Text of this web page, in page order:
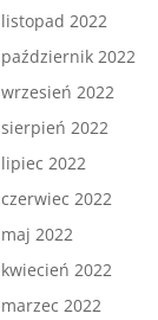
listopad 2022
październik 2022
wrzesień 2022
sierpień 2022
lipiec 2022
czerwiec 2022
maj 2022
kwiecień 2022
marzec 2022